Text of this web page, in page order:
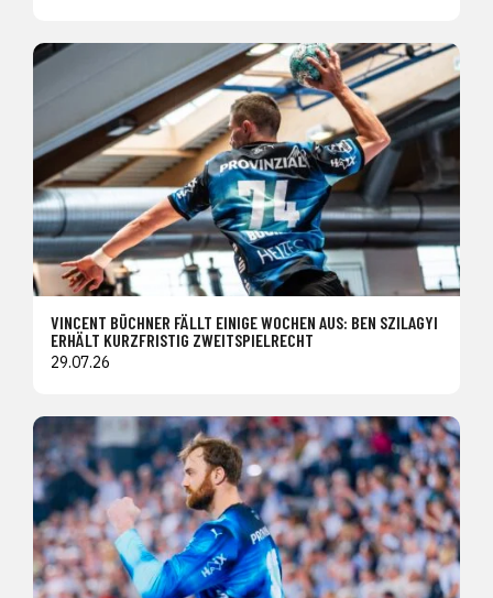
VINCENT BÜCHNER FÄLLT EINIGE WOCHEN AUS: BEN SZILAGYI
ERHÄLT KURZFRISTIG ZWEITSPIELRECHT
29.07.26